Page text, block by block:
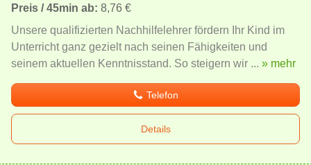
Preis / 45min ab: 8,76 €
Unsere qualifizierten Nachhilfelehrer fördern Ihr Kind im
Unterricht ganz gezielt nach seinen Fähigkeiten und
seinem aktuellen Kenntnisstand. So steigern wir ... » mehr
Telefon
Details